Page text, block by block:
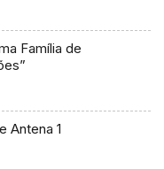
Família de
Antena 1